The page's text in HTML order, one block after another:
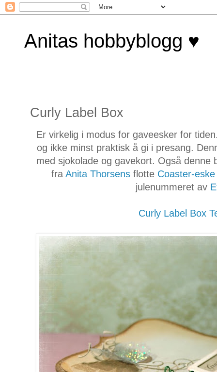
Anitas hobbyblogg ♥
Curly Label Box
Er virkelig i modus for gaveesker for
og ikke minst praktisk å gi i presang.
med sjokolade og gavekort. Også denne
fraAnita Thorsens flotte Coaster-eske
julenummeret av
Curly Label Box